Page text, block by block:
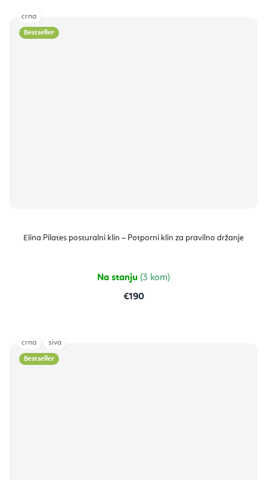
Bestseller
Elina Pilates posturalni klin – Potporni klin za pravilno držanje
Na stanju (3 kom)
€190
crna
Bestseller
crna siva